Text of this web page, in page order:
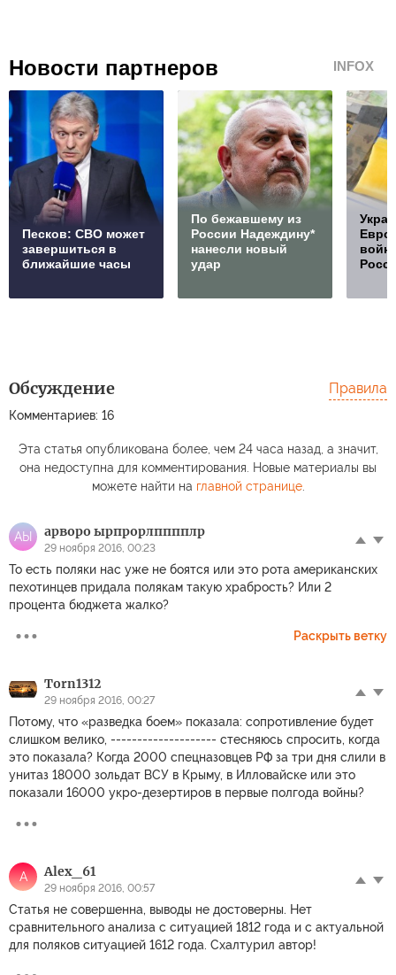
Новости партнеров INFOX
Песков: СВО может
завершиться в
ближайшие часы
По бежавшему из
России Надеждину*
нанесли новый
удар
Обсуждение
Комментариев: 16
Правила
Эта статья опубликована более, чем 24 часа назад, а значит,
она недоступна для комментирования. Новые материалы вы
можете найти на главной странице.
АЫ арворо ырпрорлпппплр
29 ноября 2016, 00:23
То есть поляки нас уже не боятся или это рота американских
пехотинцев придала полякам такую храбрость? Или 2
процента бюджета жалко?
Раскрыть ветку
Torn1312
29 ноября 2016, 00:27
Потому, что «разведка боем» показала: сопротивление будет
слишком велико, -------------------- стесняюсь спросить, когда
это показала? Когда 2000 спецназовцев РФ за три дня слили в
унитаз 18000 зольдат ВСУ в Крыму, в Илловайске или это
показали 16000 укро-дезертиров в первые полгода войны?
A Alex_61
29 ноября 2016, 00:57
Статья не совершенна, выводы не достоверны. Нет
сравнительного анализа с ситуацией 1812 года и с актуальной
для поляков ситуацией 1612 года. Схалтурил автор!